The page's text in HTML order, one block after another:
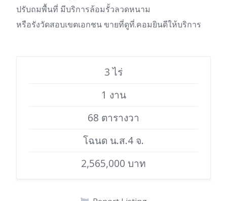
ปรับถมพื้นที่ มีบริการล้อมรั้วลวดหนาม
หรือรังวัดสอบเขตเอกชน ขายที่ดูที่.คอมยินดีให้บริการ
3 ไร่
1 งาน
68 ตารางวา
โฉนด น.ส.4 จ.
2,565,000 บาท